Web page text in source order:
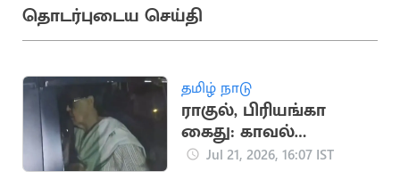
தொடர்புடைய செய்தி
தமிழ் நாடு
ராகுல், பிரியங்கா
கைது: காவல்
நிலையம் வந்த
Jul 21, 2026, 16:07 IST